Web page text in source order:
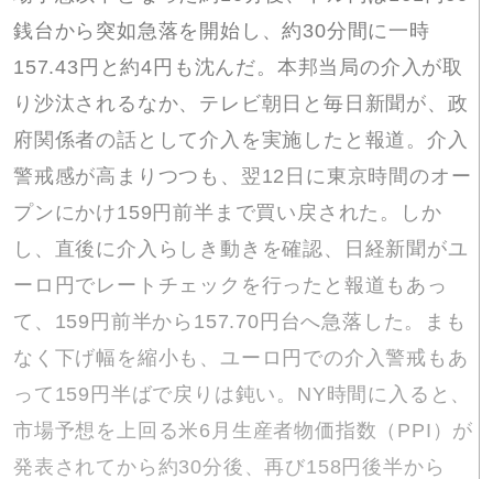
銭台から突如急落を開始し、約30分間に一時
157.43円と約4円も沈んだ。本邦当局の介入が取
り沙汰されるなか、テレビ朝日と毎日新聞が、政
府関係者の話として介入を実施したと報道。介入
警戒感が高まりつつも、翌12日に東京時間のオー
プンにかけ159円前半まで買い戻された。しか
し、直後に介入らしき動きを確認、日経新聞がユ
ーロ円でレートチェックを行ったと報道もあっ
て、159円前半から157.70円台へ急落した。まも
なく下げ幅を縮小も、ユーロ円での介入警戒もあ
って159円半ばで戻りは鈍い。NY時間に入ると、
市場予想を上回る米6月生産者物価指数（PPI）が
発表されてから約30分後、再び158円後半から